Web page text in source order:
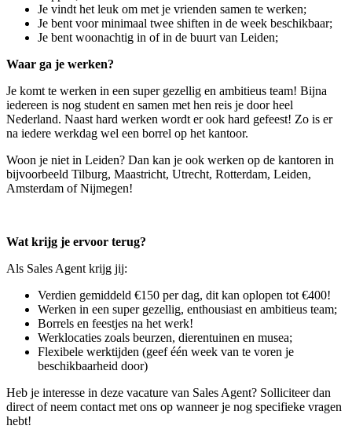
Je vindt het leuk om met je vrienden samen te werken;
Je bent voor minimaal twee shiften in de week beschikbaar;
Je bent woonachtig in of in de buurt van Leiden;
Waar ga je werken?
Je komt te werken in een super gezellig en ambitieus team! Bijna
iedereen is nog student en samen met hen reis je door heel
Nederland. Naast hard werken wordt er ook hard gefeest! Zo is er
na iedere werkdag wel een borrel op het kantoor.
Woon je niet in Leiden? Dan kan je ook werken op de kantoren in
bijvoorbeeld Tilburg, Maastricht, Utrecht, Rotterdam, Leiden,
Amsterdam of Nijmegen!
Wat krijg je ervoor terug?
Als Sales Agent krijg jij:
Verdien gemiddeld €150 per dag, dit kan oplopen tot €400!
Werken in een super gezellig, enthousiast en ambitieus team;
Borrels en feestjes na het werk!
Werklocaties zoals beurzen, dierentuinen en musea;
Flexibele werktijden (geef één week van te voren je
beschikbaarheid door)
Heb je interesse in deze vacature van Sales Agent? Solliciteer dan
direct of neem contact met ons op wanneer je nog specifieke vragen
hebt!